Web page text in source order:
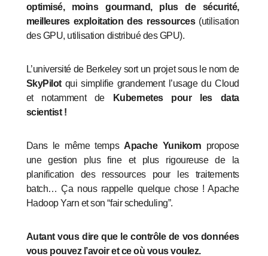
optimisé, moins gourmand, plus de sécurité,
meilleures exploitation des ressources(utilisation
des GPU, utilisation distribué des GPU).
L’université de Berkeley sort un projet sous le nom de
SkyPilotqui simplifie grandement l’usage du Cloud
et notamment de
Kubernetes pour les data
scientist !
Dans le même temps Apache Yunikorn propose
une gestion plus fine et plus rigoureuse de la
planification des ressources pour les traitements
batch… Ça nous rappelle quelque chose ! Apache
Hadoop Yarn et son “fair scheduling”.
Autant vous dire que le contrôle de vos données
vous pouvez l’avoir et ce où vous voulez.